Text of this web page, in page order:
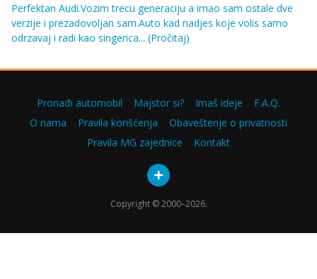
Perfektan Audi.Vozim trecu generaciju a imao sam ostale dve
verzije i prezadovoljan sam.Auto kad nadjes koje volis samo
odrzavaj i radi kao singerica... (Pročitaj)
Pronađi automobil Majstor si? Imaš ideje
F.A.Q.
O nama
Pravila korišćenja
Obaveštenje o privatnosti
Pravila MG zajednice
Kontakt
Copyright © 2000–2026.